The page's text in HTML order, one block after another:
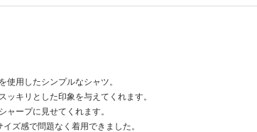
使用したシンプルなシャツ。
キリとした印象を与えてくれます。
ャープに見せてくれます。
ズ感で問題なく着用できました。